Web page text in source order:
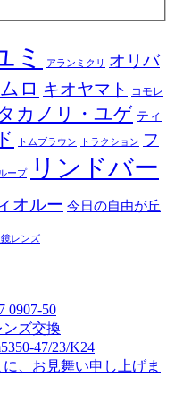
ミ アランミクリ
オリバ
ロ キオヤマト
コモレ
カノリ・ユゲ ティ
トムブラウン トラクション フ
ープ
リンドバー
オルー 今日の自由が丘
鏡レンズ
0907-50
ズ交換
47/23/K24
、お見舞い申し上げま